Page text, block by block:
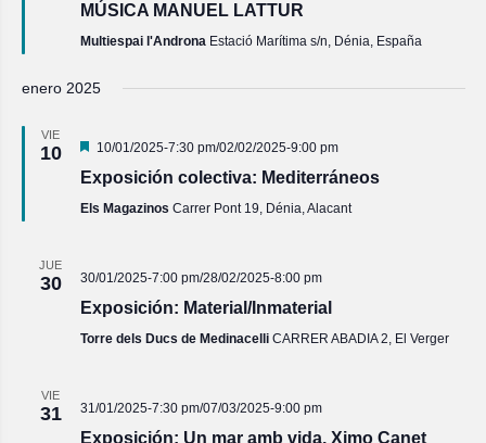
MÚSICA MANUEL LATTUR
Multiespai l'Androna Estació Marítima s/n, Dénia, España
enero 2025
VIE
10 Destacado
10/01/2025-7:30 pm/02/02/2025-9:00 pm
Exposición colectiva: Mediterráneos
Els Magazinos Carrer Pont 19, Dénia, Alacant
JUE
30 30/01/2025-7:00 pm/28/02/2025-8:00 pm
Exposición: Material/Inmaterial
Torre dels Ducs de Medinacelli CARRER ABADIA 2, El Verger
VIE
31 31/01/2025-7:30 pm/07/03/2025-9:00 pm
Exposición: Un mar amb vida, Ximo Canet